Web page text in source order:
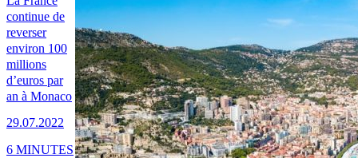
continue de
reverser
environ 100
millions
d’euros par
an à Monaco
29.07.2022
6 MINUTES